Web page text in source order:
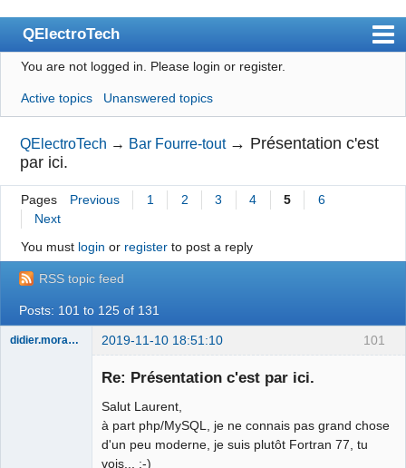
QElectroTech
Index
User list
Search
Register
Login
Wiki
BugTracker
Videos
Manual 0.8_cs
You are not logged in. Please login or register.
Active topics Unanswered topics
QElectroTech → Bar Fourre-tout → Présentation c'est
par ici.
Pages Previous 1 2 3 4 5
6
Next
You must login or registerto post a reply
RSS topic feed
Posts: 101 to 125 of 131
101
didier.morandi 2019-11-10 18:51:10
Re: Présentation c'est par ici.
Salut Laurent,
à part php/MySQL, je ne connais pas grand chose
d'un peu moderne, je suis plutôt Fortran 77, tu
vois... :-)